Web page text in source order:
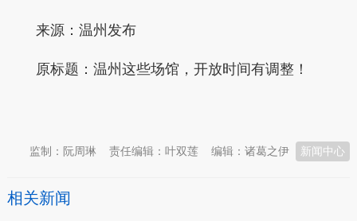
来源： 温州发布
原标题： 温州这些场馆，开放时间有调整！
新闻中心
编辑：诸葛之伊
责任编辑：叶双莲
监制：阮周琳
相关新闻